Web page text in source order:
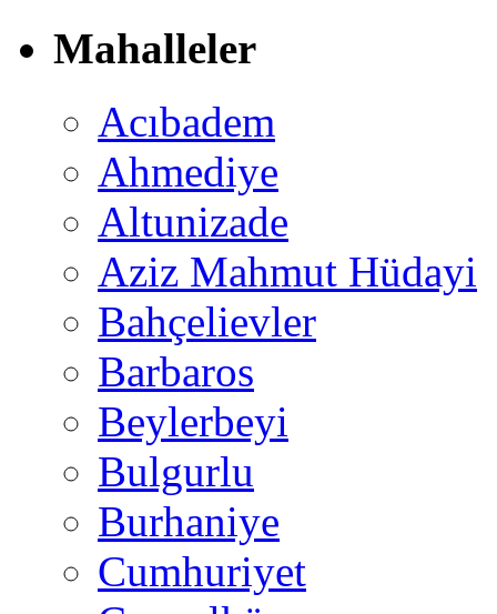
Mahalleler
Acıbadem
Ahmediye
Altunizade
Aziz Mahmut Hüdayi
Bahçelievler
Barbaros
Beylerbeyi
Bulgurlu
Burhaniye
Cumhuriyet